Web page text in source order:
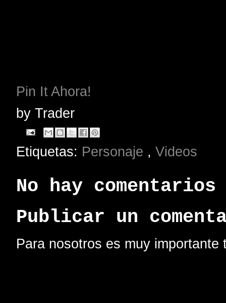
Pin It Ahora!
by Trader
Etiquetas: Personaje , Videos
No hay
Publicar un
Para nosotros es muy